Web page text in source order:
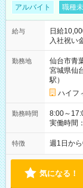
アルバイト 職種
給与
日給
勤務地
仙台市青
宮城県仙
駅）
ハイフ
勤務時間
8:00～
実働時間
の勤務が
特徴 週1日か
気になる！